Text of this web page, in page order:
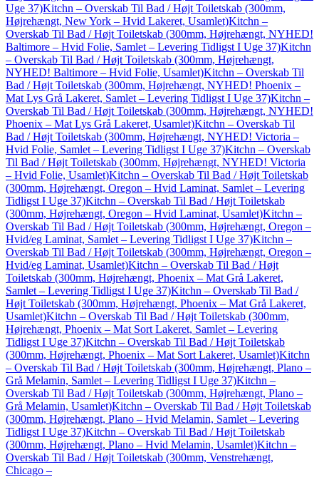
Uge 37)Kitchn – Overskab Til Bad / Højt Toiletskab (300mm,
Højrehængt, New York – Hvid Lakeret, Usamlet)Kitchn –
Overskab Til Bad / Højt Toiletskab (300mm, Højrehængt, NYHED!
Baltimore – Hvid Folie, Samlet – Levering Tidligst I Uge 37)Kitchn
– Overskab Til Bad / Højt Toiletskab (300mm, Højrehængt,
NYHED! Baltimore – Hvid Folie, Usamlet)Kitchn – Overskab Til
Bad / Højt Toiletskab (300mm, Højrehængt, NYHED! Phoenix –
Mat Lys Grå Lakeret, Samlet – Levering Tidligst I Uge 37)Kitchn –
Overskab Til Bad / Højt Toiletskab (300mm, Højrehængt, NYHED!
Phoenix – Mat Lys Grå Lakeret, Usamlet)Kitchn – Overskab Til
Bad / Højt Toiletskab (300mm, Højrehængt, NYHED! Victoria –
Hvid Folie, Samlet – Levering Tidligst I Uge 37)Kitchn – Overskab
Til Bad / Højt Toiletskab (300mm, Højrehængt, NYHED! Victoria
– Hvid Folie, Usamlet)Kitchn – Overskab Til Bad / Højt Toiletskab
(300mm, Højrehængt, Oregon – Hvid Laminat, Samlet – Levering
Tidligst I Uge 37)Kitchn – Overskab Til Bad / Højt Toiletskab
(300mm, Højrehængt, Oregon – Hvid Laminat, Usamlet)Kitchn –
Overskab Til Bad / Højt Toiletskab (300mm, Højrehængt, Oregon –
Hvid/eg Laminat, Samlet – Levering Tidligst I Uge 37)Kitchn –
Overskab Til Bad / Højt Toiletskab (300mm, Højrehængt, Oregon –
Hvid/eg Laminat, Usamlet)Kitchn – Overskab Til Bad / Højt
Toiletskab (300mm, Højrehængt, Phoenix – Mat Grå Lakeret,
Samlet – Levering Tidligst I Uge 37)Kitchn – Overskab Til Bad /
Højt Toiletskab (300mm, Højrehængt, Phoenix – Mat Grå Lakeret,
Usamlet)Kitchn – Overskab Til Bad / Højt Toiletskab (300mm,
Højrehængt, Phoenix – Mat Sort Lakeret, Samlet – Levering
Tidligst I Uge 37)Kitchn – Overskab Til Bad / Højt Toiletskab
(300mm, Højrehængt, Phoenix – Mat Sort Lakeret, Usamlet)Kitchn
– Overskab Til Bad / Højt Toiletskab (300mm, Højrehængt, Plano –
Grå Melamin, Samlet – Levering Tidligst I Uge 37)Kitchn –
Overskab Til Bad / Højt Toiletskab (300mm, Højrehængt, Plano –
Grå Melamin, Usamlet)Kitchn – Overskab Til Bad / Højt Toiletskab
(300mm, Højrehængt, Plano – Hvid Melamin, Samlet – Levering
Tidligst I Uge 37)Kitchn – Overskab Til Bad / Højt Toiletskab
(300mm, Højrehængt, Plano – Hvid Melamin, Usamlet)Kitchn –
Overskab Til Bad / Højt Toiletskab (300mm, Venstrehængt,
Chicago –